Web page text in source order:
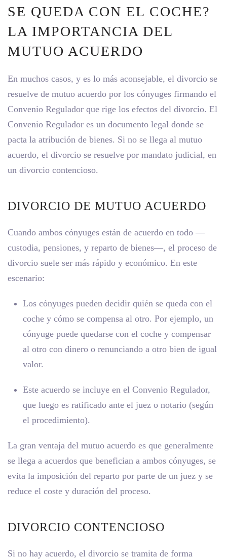
SE QUEDA CON EL COCHE?
LA IMPORTANCIA DEL
MUTUO ACUERDO
En muchos casos, y es lo más aconsejable, el divorcio se
resuelve de mutuo acuerdo por los cónyuges firmando el
Convenio Regulador que rige los efectos del divorcio. El
Convenio Regulador es un documento legal donde se
pacta la atribución de bienes. Si no se llega al mutuo
acuerdo, el divorcio se resuelve por mandato judicial, en
un divorcio contencioso.
DIVORCIO DE MUTUO ACUERDO
Cuando ambos cónyuges están de acuerdo en todo —
custodia, pensiones, y reparto de bienes—, el proceso de
divorcio suele ser más rápido y económico. En este
escenario:
Los cónyuges pueden decidir quién se queda con el
coche y cómo se compensa al otro. Por ejemplo, un
cónyuge puede quedarse con el coche y compensar
al otro con dinero o renunciando a otro bien de igual
valor.
Este acuerdo se incluye en el Convenio Regulador,
que luego es ratificado ante el juez o notario (según
el procedimiento).
La gran ventaja del mutuo acuerdo es que generalmente
se llega a acuerdos que benefician a ambos cónyuges, se
evita la imposición del reparto por parte de un juez y se
reduce el coste y duración del proceso.
DIVORCIO CONTENCIOSO
Si no hay acuerdo, el divorcio se tramita de forma